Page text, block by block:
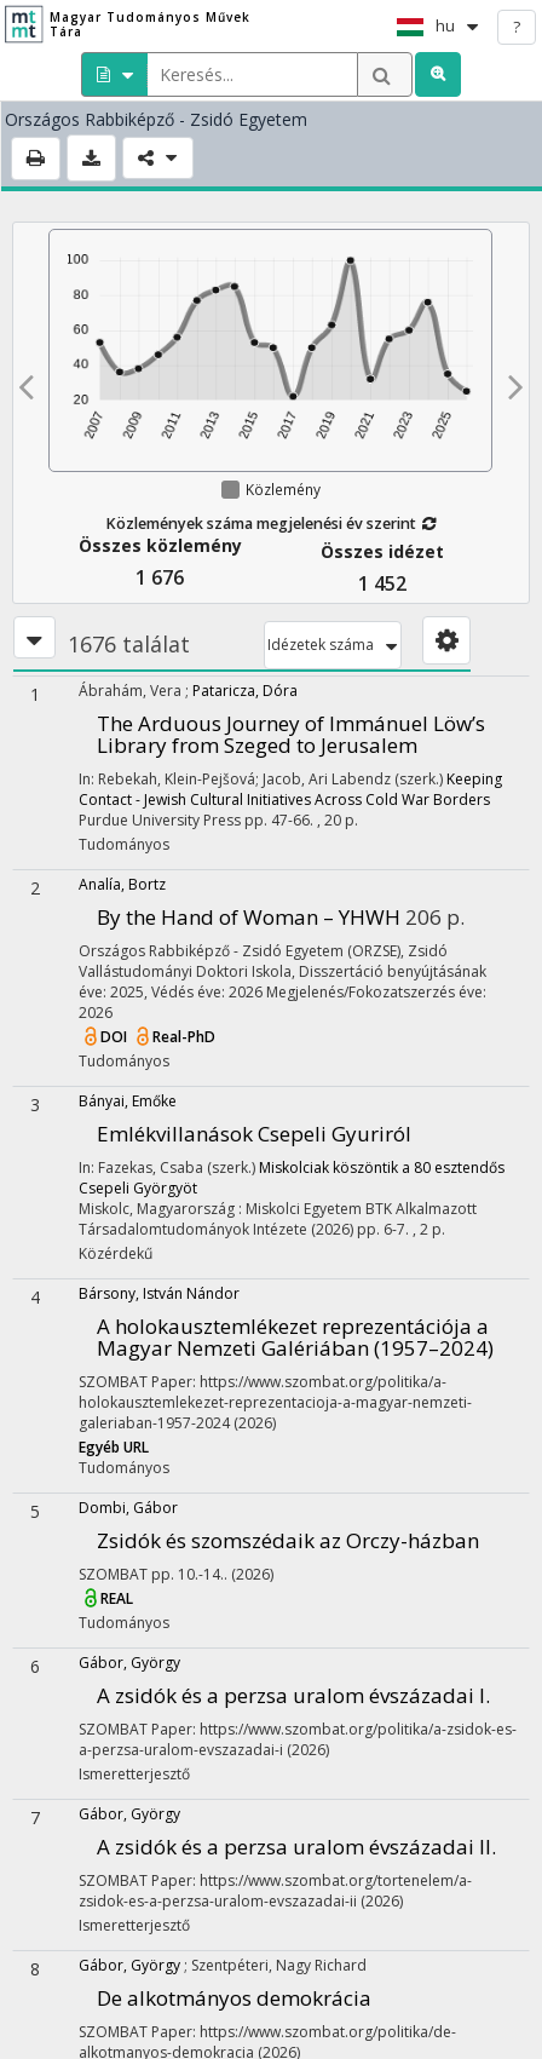
Magyar Tudományos Művek
Tára
hu ?
Országos Rabbiképző - Zsidó Egyetem
Közlemény
Közlemények száma megjelenési év szerint
Összes közlemény
1 676
Összes idézet
1 452
1676 találat Idézetek száma
1 Ábrahám, Vera ; Pataricza, Dóra
The Arduous Journey of Immánuel Löw’s
Library from Szeged to Jerusalem
In: Rebekah, Klein-Pejšová; Jacob, Ari Labendz (szerk.) Keeping
Contact - Jewish Cultural Initiatives Across Cold War Borders
Purdue University Press pp. 47-66. , 20 p.
Tudományos
2 Analía, Bortz
By the Hand of Woman – YHWH 206 p.
Országos Rabbiképző - Zsidó Egyetem (ORZSE), Zsidó
Vallástudományi Doktori Iskola, Disszertáció benyújtásának
éve: 2025, Védés éve: 2026 Megjelenés/Fokozatszerzés éve:
2026
DOI
Real-PhD
Tudományos
3 Bányai, Emőke
Emlékvillanások Csepeli Gyuriról
In: Fazekas, Csaba (szerk.) Miskolciak köszöntik a 80 esztendős
Csepeli Györgyöt
Miskolc, Magyarország : Miskolci Egyetem BTK Alkalmazott
Társadalomtudományok Intézete (2026) pp. 6-7. , 2 p.
Közérdekű
4 Bársony, István Nándor
A holokausztemlékezet reprezentációja a
Magyar Nemzeti Galériában (1957–2024)
SZOMBAT Paper: https://www.szombat.org/politika/a-
holokausztemlekezet-reprezentacioja-a-magyar-nemzeti-
galeriaban-1957-2024(2026)
Egyéb URL
Tudományos
5 Dombi, Gábor
Zsidók és szomszédaik az Orczy-házban
SZOMBAT pp. 10.-14.. (2026)
REAL
Tudományos
6 Gábor, György
A zsidók és a perzsa uralom évszázadai I.
SZOMBAT Paper: https://www.szombat.org/politika/a-zsidok-es-
a-perzsa-uralom-evszazadai-i (2026)
Ismeretterjesztő
7 Gábor, György
A zsidók és a perzsa uralom évszázadai II.
SZOMBAT Paper: https://www.szombat.org/tortenelem/a-
zsidok-es-a-perzsa-uralom-evszazadai-ii (2026)
Ismeretterjesztő
8 Gábor, György ; Szentpéteri, Nagy Richard
De alkotmányos demokrácia
SZOMBAT Paper: https://www.szombat.org/politika/de-
alkotmanyos-demokracia (2026)